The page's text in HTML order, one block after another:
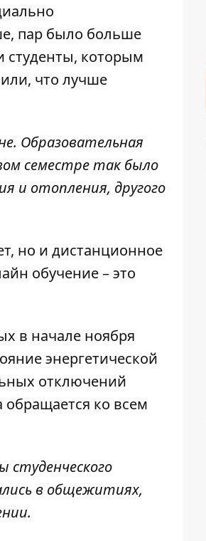
пар было больше
студенты, которым
что лучше
Образовательная
семестре так было
и отопления, другого
но и дистанционное
обучение – это
в начале ноября
энергетической
отключений
ко всем
студенческого
в общежитиях,